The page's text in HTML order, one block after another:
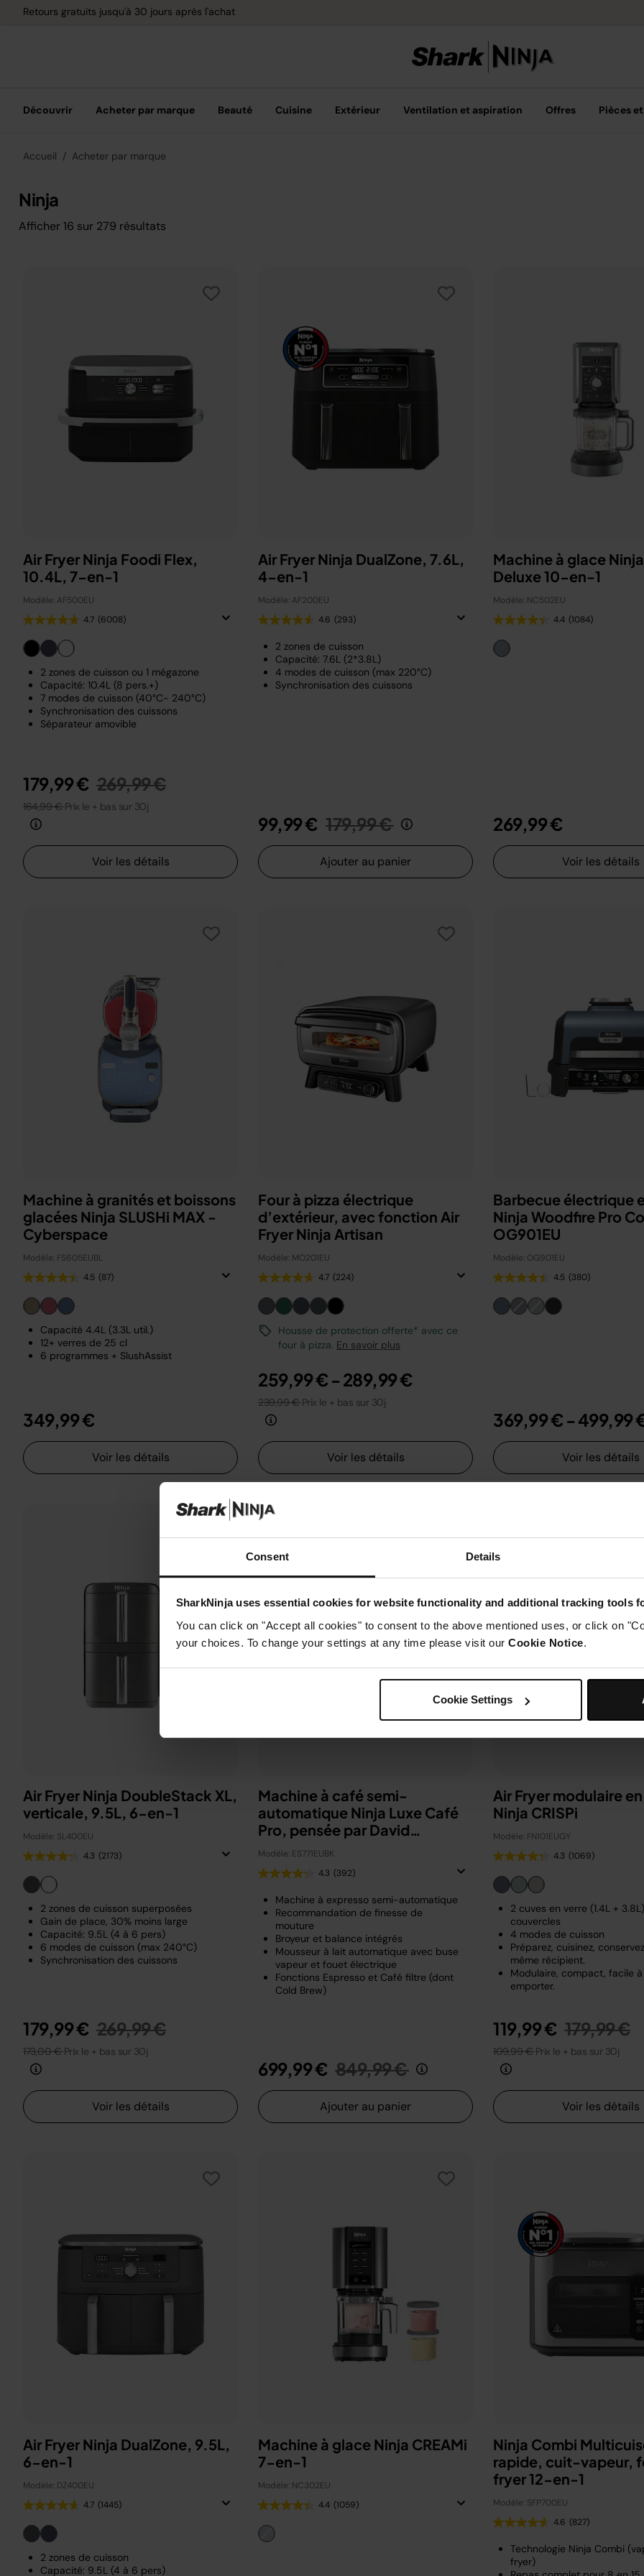
Consent Details
SharkNinja uses essential cookies for website functionality and additional tracking tools
You can click on "Accept all cookies" to consent to the above mentioned uses, or click on
your choices. To change your settings at any time please visit our Cookie Notice.
Cookie Settings
Retours gratuits jusqu'à 30 jours après l'achat Options de
Découvrir Acheter par marque Beauté Cuisine Extérieur Ventilation et aspiration Offres Pièces
Accueil Acheter par marque
Ninja
Afficher 16 sur 279 résultats
Air Fryer Ninja Foodi Flex,
10.4L, 7-en-1
Modèle: AF500EU
4.7 (6008)
2 zones de cuisson ou 1 mégazone
Capacité: 10.4L (8 pers.+)
7 modes de cuisson (40°C- 240°C)
Synchronisation des cuissons
Séparateur amovible
179,99 € Prix réduit de
269,99 €au
164,99 €Prix le + bas sur 30j
Voir les détails
Air Fryer Ninja DualZone, 7.6L,
4-en-1
Modèle: AF200EU
4.6 (293)
2 zones de cuisson
Capacité: 7.6L (2*3.8L)
4 modes de cuisson (max 220°C)
Synchronisation des cuissons
99,99 € Prix réduit de
179,99 €au
Ajouter au panier
Machine à glace
Deluxe 10-en-1
Modèle: NC502EU
4.4 (1084)
269,99 €
Voir les détails
Machine à granités et boissons
glacées Ninja SLUSHi MAX -
Cyberspace
Modèle: FS605EUBL
4.5 (87)
Capacité 4.4L (3.3L util.)
12+ verres de 25 cl
6 programmes + SlushAssist
349,99 €
Voir les détails
Four à pizza électrique
d’extérieur, avec fonction Air
Fryer Ninja Artisan
Modèle: MO201EU
4.7 (224)
Housse de protection offerte* avec ce
four à pizza. En savoir plus
259,99 € - 289,99 €
239,99 €Prix le + bas sur 30j
Voir les détails
Barbecue électrique
Ninja Woodfire Pro
OG901EU
Modèle: OG901EU
4.5 (380)
369,99 € - 499,99
Voir les détails
Air Fryer Ninja DoubleStack XL,
verticale, 9.5L, 6-en-1
Modèle: SL400EU
4.3 (2173)
2 zones de cuisson superposées
Gain de place, 30% moins large
Capacité: 9.5L (4 à 6 pers)
6 modes de cuisson (max 240°C)
Synchronisation des cuissons
179,99 € Prix réduit de
269,99 €au
173,00 €Prix le + bas sur 30j
Voir les détails
Machine à café semi-
automatique Ninja Luxe Café
Pro, pensée par David
Beckham
Modèle: ES771EUBK
4.3 (392)
Machine à expresso semi-automatique
Recommandation de finesse de
mouture
Broyeur et balance intégrés
Mousseur à lait automatique avec buse
vapeur et fouet électrique
Fonctions Espresso et Café filtre (dont
Cold Brew)
699,99 € Prix réduit de
849,99 €au
Ajouter au panier
Air Fryer modulaire
Ninja CRISPi
Modèle: FN101EUGY
4.3 (1069)
2 cuves en verre (1.4L +
couvercles
4 modes de cuisson
Préparez, cuisinez,
même récipient.
Modulaire, compact, facile
emporter.
119,99 € Prix réduit
179,99 €au
109,99 €Prix le + bas sur 30j
Voir les détails
Air Fryer Ninja DualZone, 9.5L,
6-en-1
Modèle: DZ400EU
4.7 (1445)
2 zones de cuisson
Capacité: 9.5L (4 à 6 pers)
Machine à glace Ninja CREAMi
7-en-1
Modèle: NC302EU
4.4 (1059)
Ninja Combi
rapide, cuit-vapeur,
fryer 12-en-1
Modèle: SFP700EU
4.6 (827)
Technologie Ninja Combi
fryer)